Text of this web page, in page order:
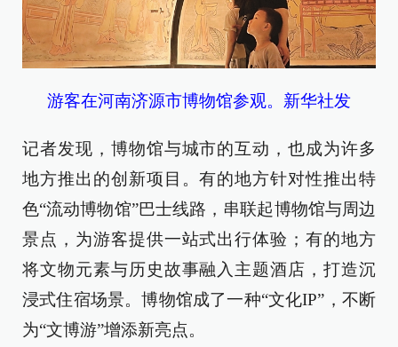
游客在河南济源市博物馆参观。新华社发
记者发现，博物馆与城市的互动，也成为许多
地方推出的创新项目。有的地方针对性推出特
色“流动博物馆”巴士线路，串联起博物馆与周边
景点，为游客提供一站式出行体验；有的地方
将文物元素与历史故事融入主题酒店，打造沉
浸式住宿场景。博物馆成了一种“文化IP”，不断
为“文博游”增添新亮点。